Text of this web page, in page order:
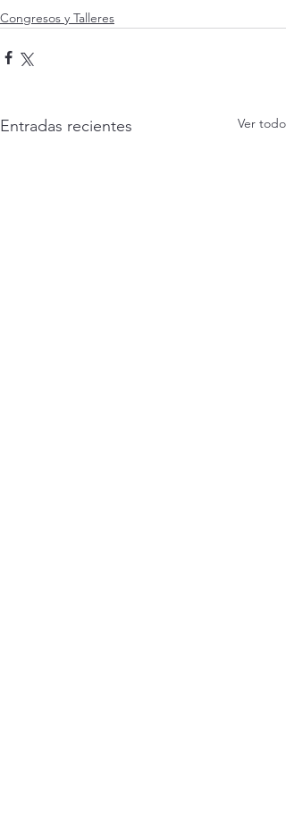
Congresos y Talleres
Entradas recientes Ver todo